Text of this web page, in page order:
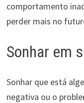
comportamento
perder mais no
Sonhar em
Sonhar que está
negativa ou o